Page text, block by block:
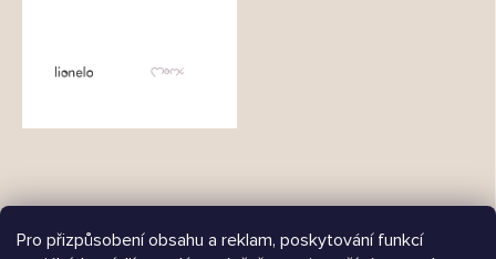
Pro přizpůsobení obsahu a reklam, poskytování funkcí